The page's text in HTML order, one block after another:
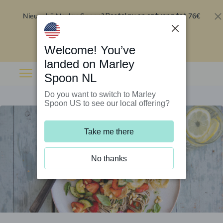
Nieuw bij Marley Spoon?Bestel nu en ontvang tot 76€
Welcome! You’ve
landed on Marley
Spoon NL
Do you want to switch to Marley
Spoon US to see our local offering?
Take me there
No thanks